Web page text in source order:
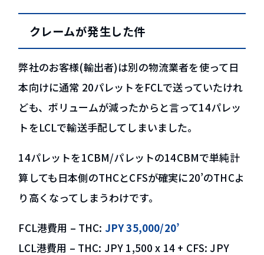
クレームが発生した件
弊社のお客様(輸出者)は別の物流業者を使って日
本向けに通常 20パレットをFCLで送っていたけれ
ども、ボリュームが減ったからと言って14パレッ
トをLCLで輸送手配してしまいました。
14パレットを1CBM/パレットの14CBMで単純計
算しても日本側のTHCとCFSが確実に20’のTHCよ
り高くなってしまうわけです。
FCL港費用 – THC: JPY 35,000/20’
LCL港費用 – THC: JPY 1,500 x 14 + CFS: JPY